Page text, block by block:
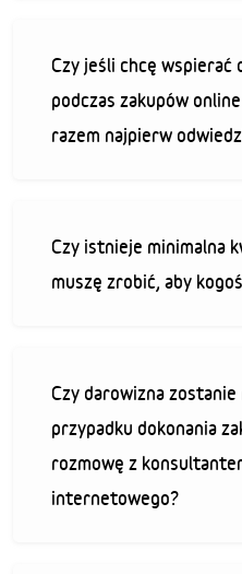
Czy jeśli chcę wspierać
podczas zakupów
razem najpierw
Czy istnieje minimalna
muszę zrobić, aby
Czy darowizna zostanie
przypadku dokonania
rozmowę z
internetowego?